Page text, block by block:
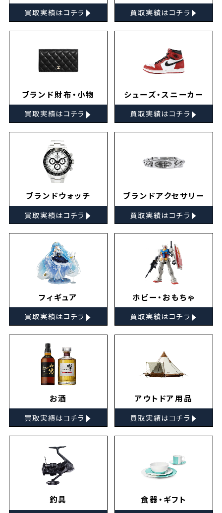
買取実績はコチラ ▸ 買取実績はコチラ ▸
ブランド財布・小物
買取実績はコチラ ▸
シューズ・スニーカー
買取実績はコチラ ▸
ブランドウォッチ
買取実績はコチラ ▸
ブランドアクセサリー
買取実績はコチラ ▸
フィギュア
買取実績はコチラ ▸
ホビー・おもちゃ
買取実績はコチラ ▸
お酒
買取実績はコチラ ▸
アウトドア用品
買取実績はコチラ ▸
釣具 食器・ギフト